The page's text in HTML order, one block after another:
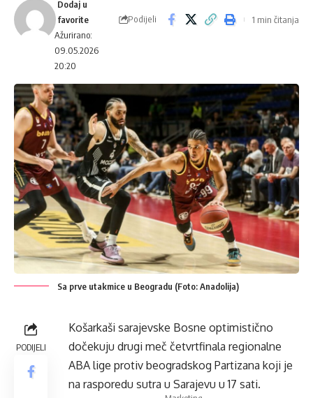
Ažurirano:
09.05.2026
20:20
Podijeli 1 min čitanja
Sa prve utakmice u Beogradu (Foto: Anadolija)
PODIJELI
Košarkaši sarajevske Bosne optimistično
dočekuju drugi meč četvrtfinala regionalne
ABA lige protiv beogradskog Partizana koji je
na rasporedu sutra u Sarajevu u 17 sati.